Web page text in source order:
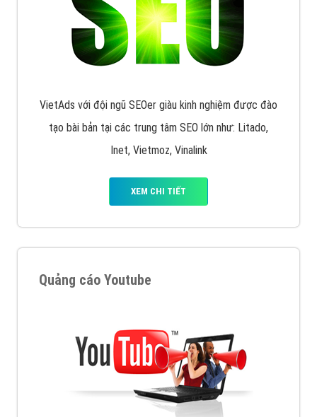
VietAds với đội ngũ SEOer giàu kinh nghiệm được đào
tạo bài bản tại các trung tâm SEO lớn như: Litado,
Inet, Vietmoz, Vinalink
XEM CHI TIẾT
Quảng cáo Youtube